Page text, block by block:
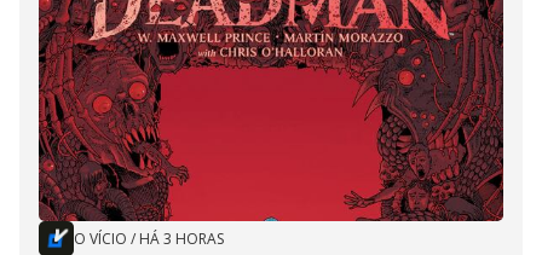
O VÍCIO / HÁ 3 HORAS